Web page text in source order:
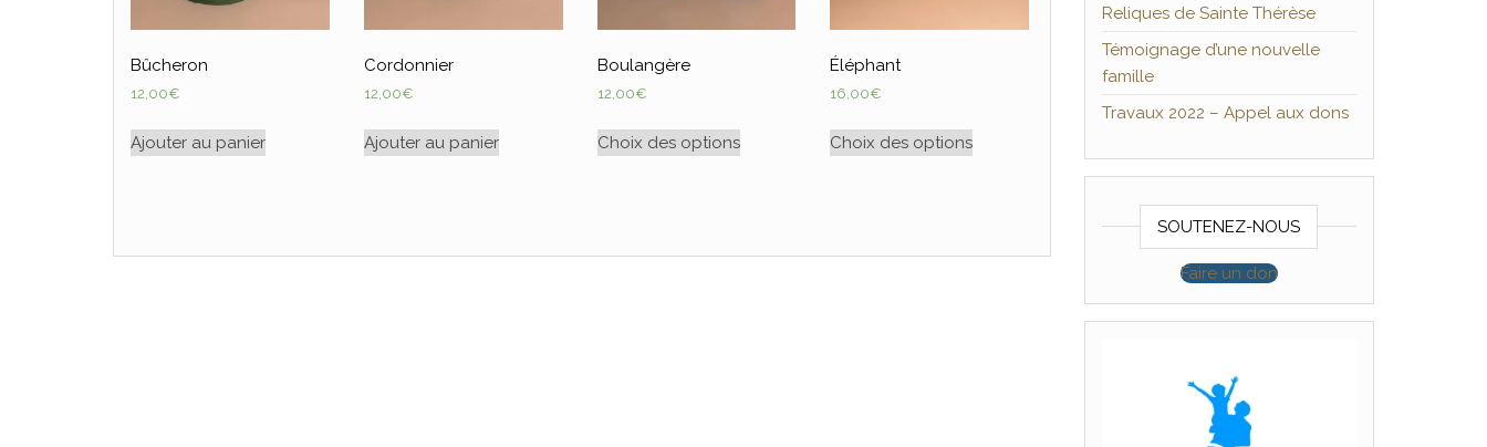
Bûcheron
12,00€
Ajouter au panier
Cordonnier
12,00€
Ajouter au panier
Boulangère
12,00€
Choix des options
Éléphant
16,00€
Choix des options
Reliques de Sainte Thérèse
Témoignage d’une nouvelle
famille
Travaux 2022 – Appel aux dons
SOUTENEZ-NOUS
Faire un don